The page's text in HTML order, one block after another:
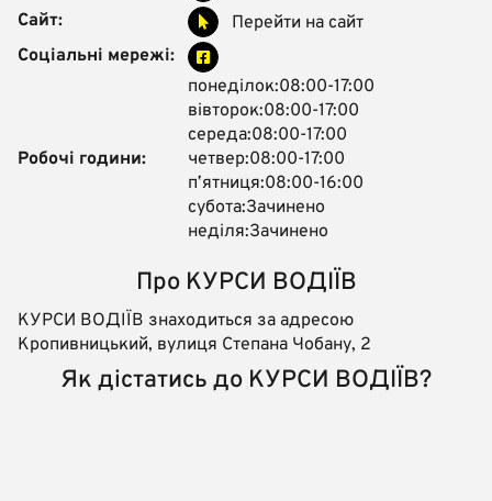
Сайт:
Перейти на сайт
Соціальні мережі:
Робочі години:
понеділок:08:00-17:00
вівторок:08:00-17:00
середа:08:00-17:00
четвер:08:00-17:00
пʼятниця:08:00-16:00
субота:Зачинено
неділя:Зачинено
Про КУРСИ ВОДІЇВ
КУРСИ ВОДІЇВ знаходиться за адресою
Кропивницький, вулиця Степана Чобану, 2
Як дістатись до КУРСИ ВОДІЇВ?